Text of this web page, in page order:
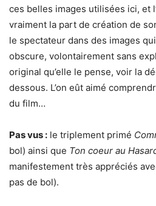
ces belles images utilisées ici, et
vraiment la part de création de
le spectateur dans des images
obscure, volontairement sans
original qu’elle le pense, voir la
dessous. L’on eût aimé
du film…
Pas vus : le triplement primé
bol) ainsi que Ton coeur au
manifestement très appréciés
pas de bol).